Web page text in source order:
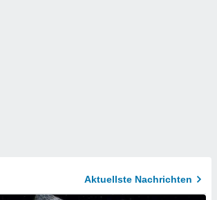
Aktuellste Nachrichten